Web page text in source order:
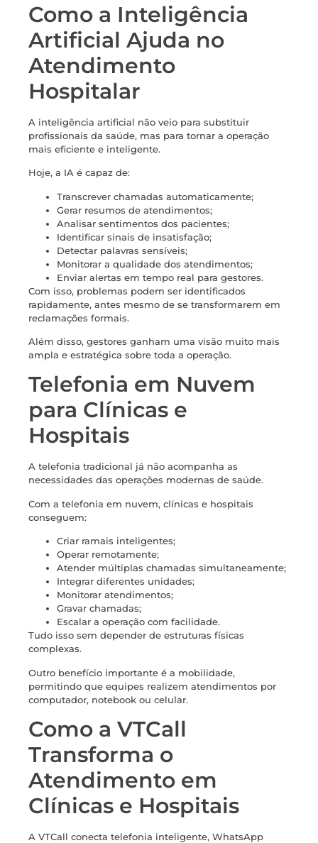
Como a Inteligência
Artificial Ajuda no
Atendimento
Hospitalar
A inteligência artificial não veio para substituir
profissionais da saúde, mas para tornar a operação
mais eficiente e inteligente.
Hoje, a IA é capaz de:
Transcrever chamadas automaticamente;
Gerar resumos de atendimentos;
Analisar sentimentos dos pacientes;
Identificar sinais de insatisfação;
Detectar palavras sensíveis;
Monitorar a qualidade dos atendimentos;
Enviar alertas em tempo real para gestores.
Com isso, problemas podem ser identificados
rapidamente, antes mesmo de se transformarem em
reclamações formais.
Além disso, gestores ganham uma visão muito mais
ampla e estratégica sobre toda a operação.
Telefonia em Nuvem
para Clínicas e
Hospitais
A telefonia tradicional já não acompanha as
necessidades das operações modernas de saúde.
Com a telefonia em nuvem, clínicas e hospitais
conseguem:
Criar ramais inteligentes;
Operar remotamente;
Atender múltiplas chamadas simultaneamente;
Integrar diferentes unidades;
Monitorar atendimentos;
Gravar chamadas;
Escalar a operação com facilidade.
Tudo isso sem depender de estruturas físicas
complexas.
Outro benefício importante é a mobilidade,
permitindo que equipes realizem atendimentos por
computador, notebook ou celular.
Como a VTCall
Transforma o
Atendimento em
Clínicas e Hospitais
A VTCall conecta telefonia inteligente, WhatsApp